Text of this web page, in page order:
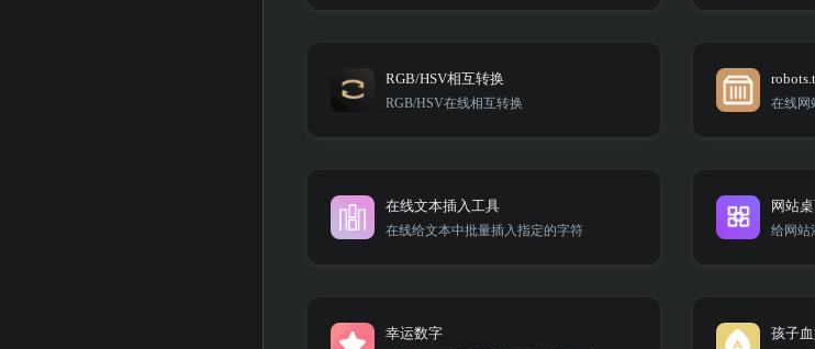
RGB/HSV相互转换
RGB/HSV在线相互转换 在线网
在线文本插入工具
在线给文本中批量插入指定的字符
网站
幸运数字 孩子